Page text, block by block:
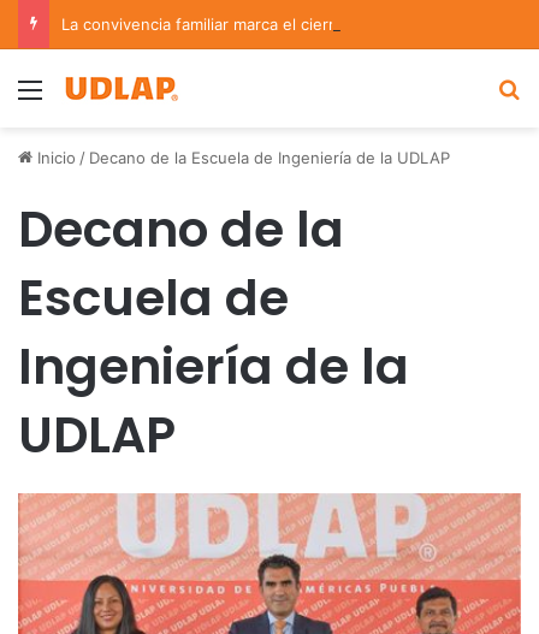
Menu
Inicio / Decano de la Escuela de Ingeniería de la UDLAP
Decano de la
Escuela de
Ingeniería de la
UDLAP